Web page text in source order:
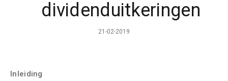
dividenduitkeringen
21-02-2019
Inleiding